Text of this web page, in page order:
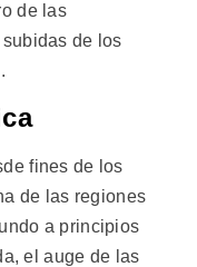
de las
de los
fines de los
de las regiones
a principios
el auge de las